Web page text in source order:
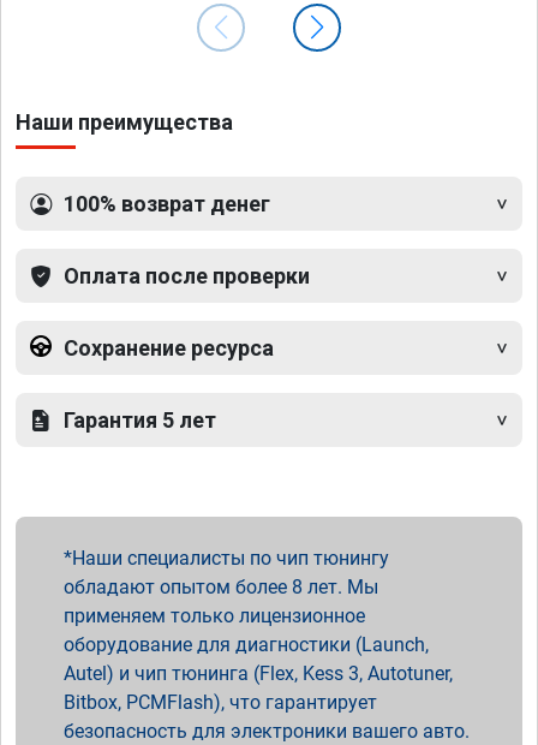
Наши преимущества
100% возврат денег
Оплата после проверки
Сохранение ресурса
Гарантия 5 лет
Наши специалисты по чип тюнингу
обладают опытом более 8 лет. Мы
применяем только лицензионное
оборудование для диагностики (Launch,
Autel) и чип тюнинга (Flex, Kess 3, Autotuner,
Bitbox, PCMFlash), что гарантирует
безопасность для электроники вашего авто.